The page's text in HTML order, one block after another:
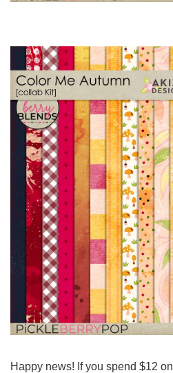
Happy news! If you spend $12 on